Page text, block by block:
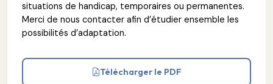
situations de handicap, temporaires ou permanentes.
Merci de nous contacter afin d’étudier ensemble les
possibilités d’adaptation.
Télécharger le PDF